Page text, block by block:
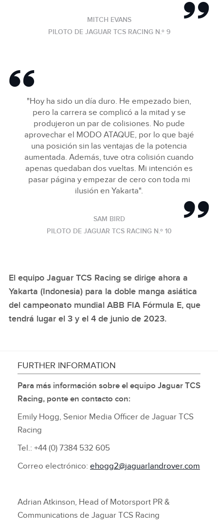
MITCH EVANS
PILOTO DE JAGUAR TCS RACING N.º 9
"Hoy ha sido un día duro. He empezado bien,
pero la carrera se complicó a la mitad y se
produjeron un par de colisiones. No pude
aprovechar el MODO ATAQUE, por lo que bajé
una posición sin las ventajas de la potencia
aumentada. Además, tuve otra colisión cuando
apenas quedaban dos vueltas. Mi intención es
pasar página y empezar de cero con toda mi
ilusión en Yakarta".
SAM BIRD
PILOTO DE JAGUAR TCS RACING N.º 10
El equipo Jaguar TCS Racing se dirige ahora a
Yakarta (Indonesia) para la doble manga asiática
del campeonato mundial ABB FIA Fórmula E, que
tendrá lugar el 3 y el 4 de junio de 2023.
FURTHER INFORMATION
Para más información sobre el equipo Jaguar TCS
Racing, ponte en contacto con:
Emily Hogg, Senior Media Officer de Jaguar TCS
Racing
Tel.: +44 (0) 7384 532 605
Correo electrónico: ehogg2@jaguarlandrover.com
Adrian Atkinson, Head of Motorsport PR &
Communications de Jaguar TCS Racing